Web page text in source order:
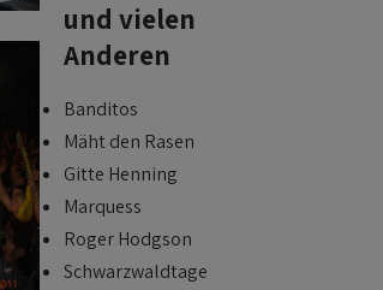
und vielen
Anderen
Banditos
Mäht den Rasen
Gitte Henning
Marquess
Roger Hodgson
Schwarzwaldtage